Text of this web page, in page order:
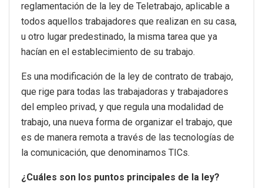
reglamentación de la ley de Teletrabajo, aplicable a
todos aquellos trabajadores que realizan en su casa,
u otro lugar predestinado, la misma tarea que ya
hacían en el establecimiento de su trabajo.
Es una modificación de la ley de contrato de trabajo,
que rige para todas las trabajadoras y trabajadores
del empleo privad, y que regula una modalidad de
trabajo, una nueva forma de organizar el trabajo, que
es de manera remota a través de las tecnologías de
la comunicación, que denominamos TICs.
¿Cuáles son los puntos principales de la ley?